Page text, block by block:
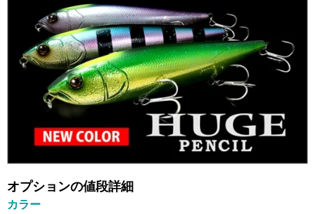
オプションの値段詳細
カラー